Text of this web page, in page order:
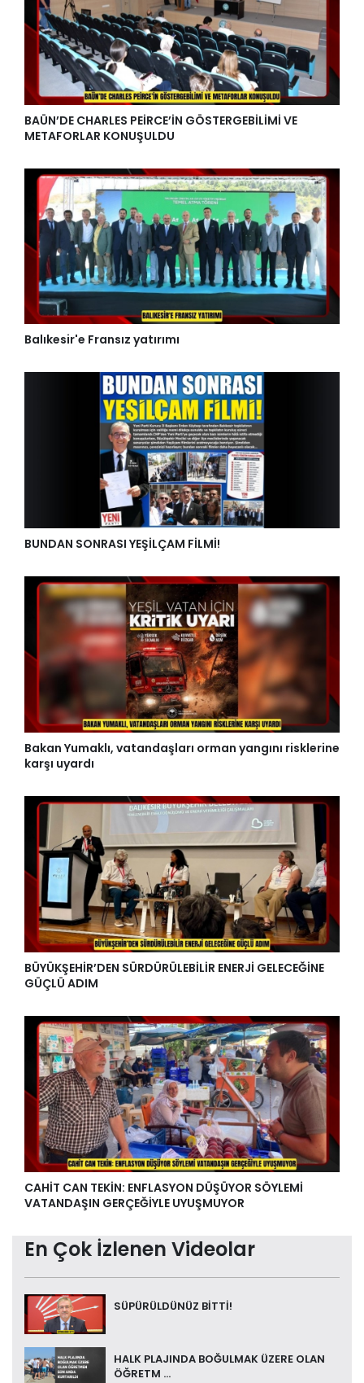
BAÜN’DE CHARLES PEİRCE’İN GÖSTERGEBİLİMİ VE
METAFORLAR KONUŞULDU
Balıkesir'e Fransız yatırımı
BUNDAN SONRASI YEŞİLÇAM FİLMİ!
Bakan Yumaklı, vatandaşları orman yangını risklerine
karşı uyardı
BÜYÜKŞEHİR’DEN SÜRDÜRÜLEBİLİR ENERJİ GELECEĞİNE
GÜÇLÜ ADIM
CAHİT CAN TEKİN: ENFLASYON DÜŞÜYOR SÖYLEMİ
VATANDAŞIN GERÇEĞİYLE UYUŞMUYOR
En Çok İzlenen Videolar
SÜPÜRÜLDÜNÜZ BİTTİ!
HALK PLAJINDA BOĞULMAK ÜZERE OLAN
ÖĞRETM ...